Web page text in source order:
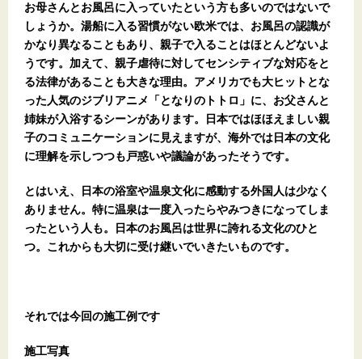
お母さんとお風呂に入っていたという方も多いのではないで
しょうか。湯船に入る習慣がない欧米では、お風呂の認識が
かなり異なることもあり、親子で入ることはほとんどないよ
うです。加えて、親子虐待に対してセンシティブな対応をと
る法律があることも大きな理由。アメリカでも大ヒットとな
った人気のジブリアニメ「となりのトトロ」に、お父さんと
姉妹が入浴するシーンがあります。日本ではほほえましい親
子のコミュニケーションに見えますが、海外では日本の文化
に理解を示しつつも戸惑いや議論があったそうです。
とはいえ、日本の浴室や温泉文化に感動する外国人は少なく
ありません。特に温泉は一度入ったらやみつきになってしま
ったという人も。日本のお風呂は世界に誇れる文化のひと
つ。これからも大切に受け継いでいきたいものです。
それでは今回の施工例です
施工写真